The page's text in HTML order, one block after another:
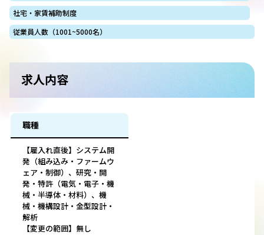
社宅・家賃補助制度
従業員人数（1001~5000名）
求人内容
職種
【雇入れ直後】システム開
発（組み込み・ファームウ
ェア・制御）、研究・開
発・特許（電気・電子・機
械・半導体・材料）、機
械・機構設計・金型設計・
解析
【変更の範囲】無し